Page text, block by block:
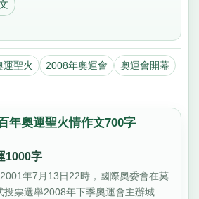
運聖火 2008年奧運會
奧運會開幕
年奧運聖火情作文700字
1000字
年7月13日22時，國際奧委會在莫
投票選舉2008年下季奧運會主辦城